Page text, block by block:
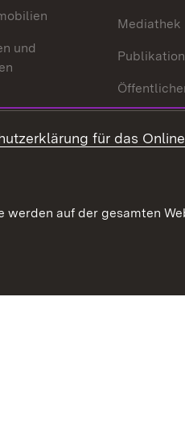
und
Mediathek
für das
auf der gesamten